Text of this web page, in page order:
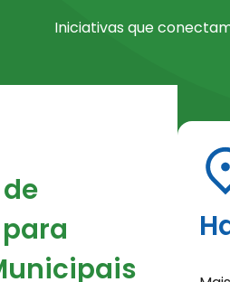
Iniciativas que